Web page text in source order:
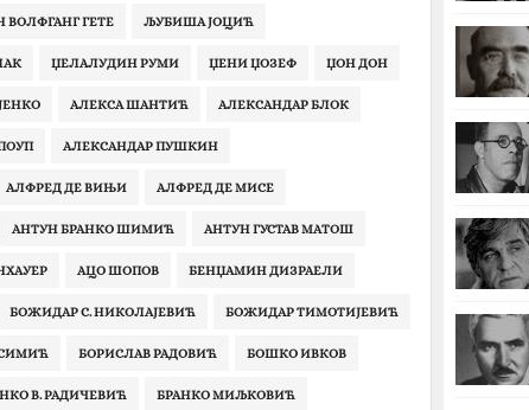
ВОЛФГАНГ ГЕТЕ ЉУБИША ЈОЦИЋ
ЏЕЛАЛУДИН РУМИ ЏЕНИ ЏОЗЕФ ЏОН ДОН
АЛЕКСА ШАНТИЋ АЛЕКСАНДАР БЛОК
АЛЕКСАНДАР ПУШКИН
АЛФРЕД ДЕ ВИЊИ АЛФРЕД ДЕ МИСЕ
АНТУН БРАНКО ШИМИЋ АНТУН ГУСТАВ МАТОШ
АЦО ШОПОВ БЕНЏАМИН ДИЗРАЕЛИ
БОЖИДАР С. НИКОЛАЈЕВИЋ БОЖИДАР ТИМОТИЈЕВИЋ
БОРИСЛАВ РАДОВИЋ БОШКО ИВКОВ
В. РАДИЧЕВИЋ БРАНКО МИЉКОВИЋ